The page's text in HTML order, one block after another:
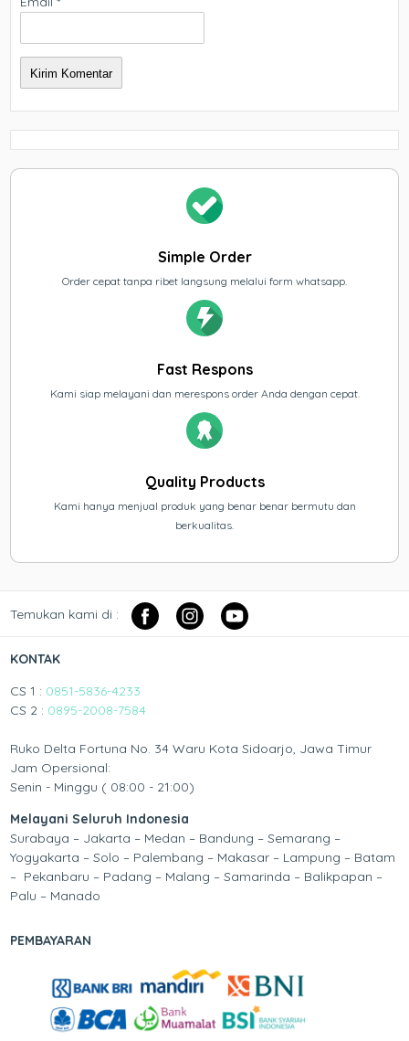
Simple Order
Order cepat tanpa ribet langsung melalui form whatsapp.
Fast Respons
Kami siap melayani dan merespons order Anda dengan cepat.
Quality Products
Kami hanya menjual produk yang benar benar bermutu dan
berkualitas.
Temukan kami di :
KONTAK
CS 1 : 0851-5836-4233
CS 2 : 0895-2008-7584
Ruko Delta Fortuna No. 34 Waru Kota Sidoarjo, Jawa Timur
Jam Opersional:
Senin - Minggu ( 08:00 - 21:00)
Melayani Seluruh Indonesia
Surabaya – Jakarta – Medan – Bandung – Semarang –
Yogyakarta – Solo – Palembang – Makasar – Lampung – Batam
– Pekanbaru – Padang – Malang – Samarinda – Balikpapan –
Palu – Manado
PEMBAYARAN